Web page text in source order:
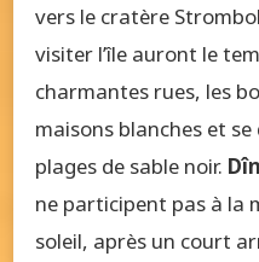
vers le cratère
visiter l’île auront le
charmantes rues, les
maisons blanches et
plages de sable noir.
ne participent pas à la
soleil, après un court